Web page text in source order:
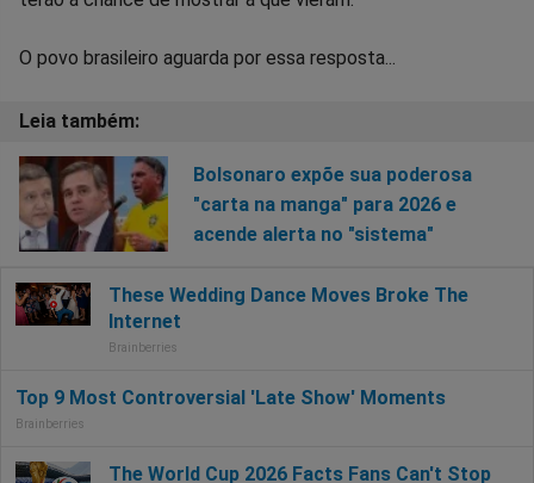
O povo brasileiro aguarda por essa resposta...
Bolsonaro expõe sua poderosa
"carta na manga" para 2026 e
acende alerta no "sistema"